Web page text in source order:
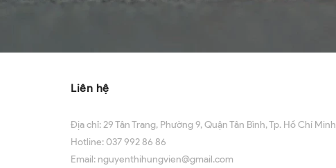
Liên hệ
Địa chỉ:29 Tân Trang, Phường 9, Quận Tân Bình, Tp. Hồ Chí Minh
Hotline:037 992 86 86
Email: nguyenthihungvien@gmail.com